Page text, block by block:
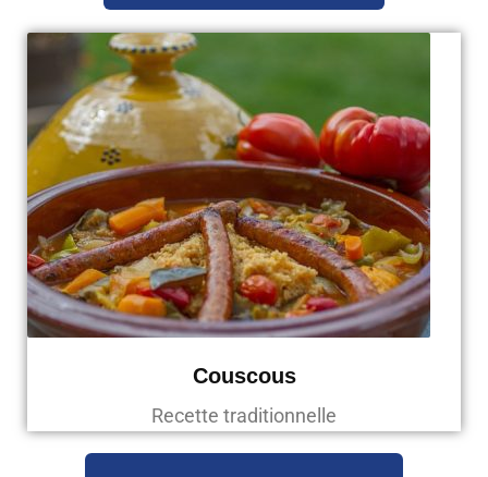
Couscous
Recette traditionnelle